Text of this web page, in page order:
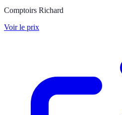
Comptoirs Richard
Voir le prix